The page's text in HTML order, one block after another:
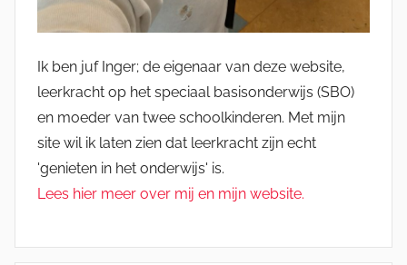
Ik ben juf Inger; de eigenaar van deze website,
leerkracht op het speciaal basisonderwijs (SBO)
en moeder van twee schoolkinderen. Met mijn
site wil ik laten zien dat leerkracht zijn echt
'genieten in het onderwijs' is.
Lees hier meer over mij en mijn website.